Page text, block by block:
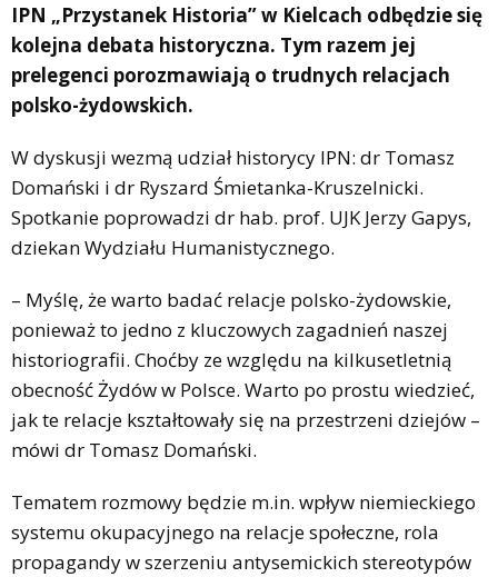
IPN „Przystanek Historia” w Kielcach odbędzie się
kolejna debata historyczna. Tym razem jej
prelegenci porozmawiają o trudnych relacjach
polsko-żydowskich.
W dyskusji wezmą udział historycy IPN: dr Tomasz
Domański i dr Ryszard Śmietanka-Kruszelnicki.
Spotkanie poprowadzi dr hab. prof. UJK Jerzy Gapys,
dziekan Wydziału Humanistycznego.
– Myślę, że warto badać relacje polsko-żydowskie,
ponieważ to jedno z kluczowych zagadnień naszej
historiografii. Choćby ze względu na kilkusetletnią
obecność Żydów w Polsce. Warto po prostu wiedzieć,
jak te relacje kształtowały się na przestrzeni dziejów –
mówi dr Tomasz Domański.
Tematem rozmowy będzie m.in. wpływ niemieckiego
systemu okupacyjnego na relacje społeczne, rola
propagandy w szerzeniu antysemickich stereotypów